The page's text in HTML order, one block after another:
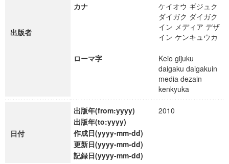
出版者
カナ
ケイオウ ギジュク
ダイガク ダイガク
イン メディア デザ
イン ケンキュウカ
ローマ字
Keio gijuku
daigaku daigakuin
media dezain
kenkyuka
日付
出版年(from:yyyy)
2010
出版年(to:yyyy)
作成日(yyyy-mm-dd)
更新日(yyyy-mm-dd)
記録日(yyyy-mm-dd)